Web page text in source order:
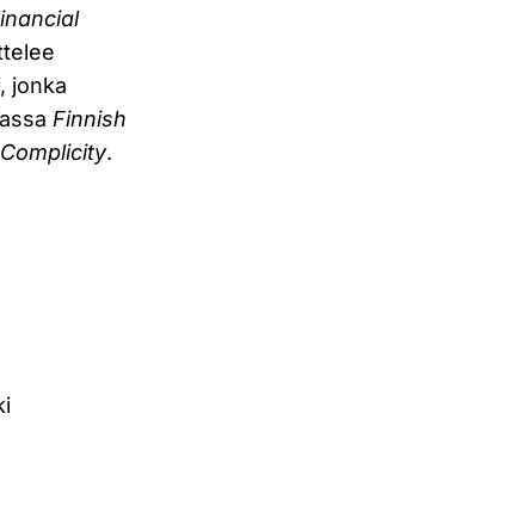
jonka
Finnish
.